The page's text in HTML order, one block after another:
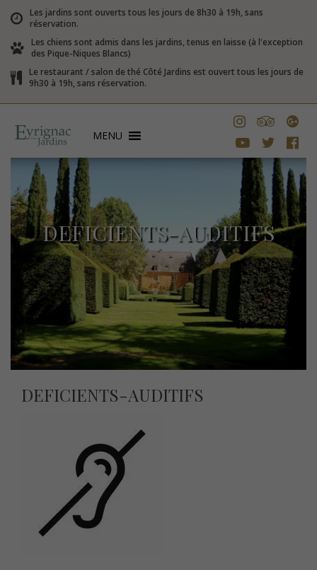
Les jardins sont ouverts tous les jours de 8h30 à 19h, sans
réservation.
Les chiens sont admis dans les jardins, tenus en laisse (à l'exception
des Pique-Niques Blancs)
Le restaurant / salon de thé Côté Jardins est ouvert tous les jours de
9h30 à 19h, sans réservation.
MENU
DEFICIENTS-AUDITIFS
DEFICIENTS-AUDITIFS